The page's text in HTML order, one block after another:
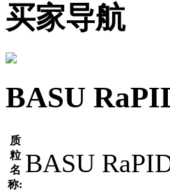
买家导航
BASU
质
粒
名
称:
BASU